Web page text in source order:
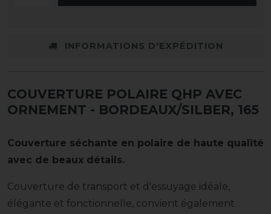
INFORMATIONS D'EXPÉDITION
COUVERTURE POLAIRE QHP AVEC
ORNEMENT - BORDEAUX/SILBER, 165
Couverture séchante en polaire de haute qualité
avec de beaux détails.
Couverture de transport et d'essuyage idéale,
élégante et fonctionnelle, convient également